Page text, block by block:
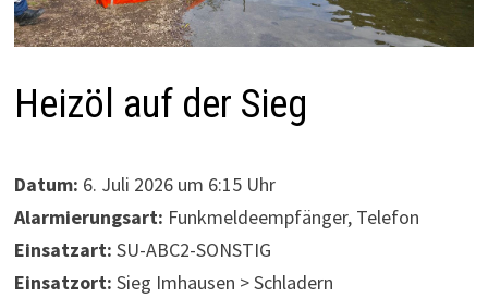
Heizöl auf der Sieg
Datum: 6. Juli 2026 um 6:15 Uhr
Alarmierungsart: Funkmeldeempfänger, Telefon
Einsatzart: SU-ABC2-SONSTIG
Einsatzort: Sieg Imhausen > Schladern